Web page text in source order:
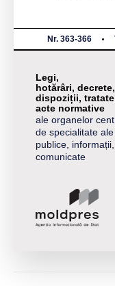
Nr. 363-366
Legi,
hotărâri, decrete,
dispoziții,
acte normative
ale organelor
de specialitate
publice,
comunicate